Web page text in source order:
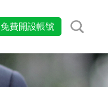
免費開設帳號